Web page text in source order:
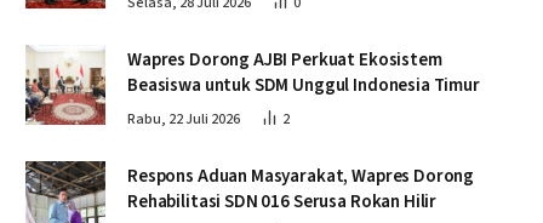
Wapres Dorong AJBI Perkuat Ekosistem
Beasiswa untuk SDM Unggul Indonesia Timur
Rabu, 22 Juli 2026 2
Respons Aduan Masyarakat, Wapres Dorong
Rehabilitasi SDN 016 Serusa Rokan Hilir